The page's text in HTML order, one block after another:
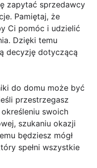
zapytać sprzedawcy
Pamiętaj, że
Ci pomóc i udzielić
Dzięki temu
decyzję dotyczącą
do domu może być
przestrzegasz
swoich
szukaniu okazji
będziesz mógł
spełni wszystkie